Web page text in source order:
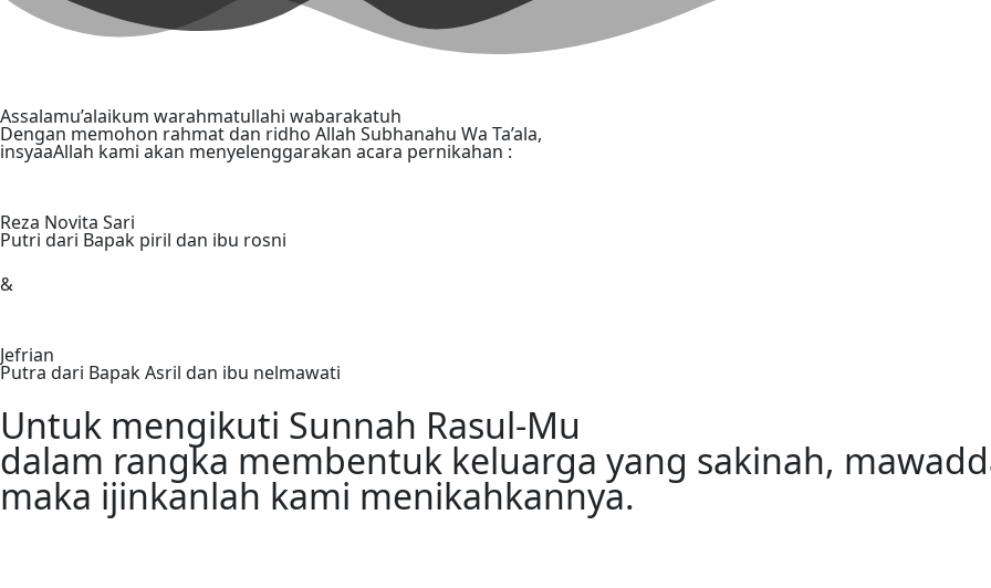
Assalamu’alaikum warahmatullahi wabarakatuh
Dengan memohon rahmat dan ridho Allah Subhanahu Wa Ta’ala,
insyaaAllah kami akan menyelenggarakan acara pernikahan :
Reza Novita Sari
Putri dari Bapak piril dan ibu rosni
Jefrian
Putra dari Bapak Asril dan ibu nelmawati
Untuk mengikuti Sunnah Rasul-Mu
dalam rangka membentuk keluarga yang sakinah,
maka ijinkanlah kami menikahkannya.